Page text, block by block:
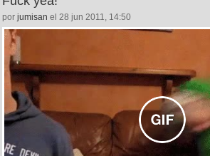
por jumisan el 28 jun 2011, 14:50